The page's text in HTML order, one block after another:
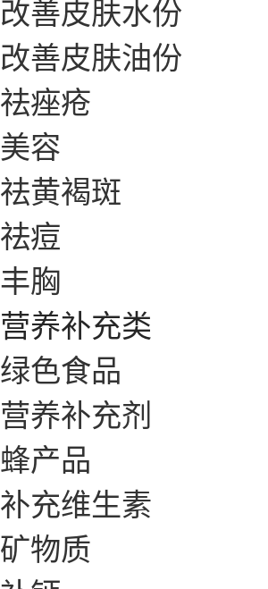
改善皮肤水份
改善皮肤油份
祛痤疮
美容
祛黄褐斑
祛痘
丰胸
营养补充类
绿色食品
营养补充剂
蜂产品
补充维生素
矿物质